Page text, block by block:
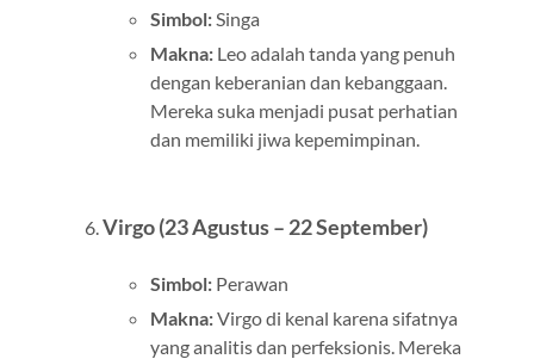
Simbol:Singa
Makna:Leo adalah tanda yang penuh
dengan keberanian dan kebanggaan.
Mereka suka menjadi pusat perhatian
dan memiliki jiwa kepemimpinan.
Virgo (23 Agustus – 22 September)
Simbol:Perawan
Makna:Virgo di kenal karena sifatnya
yang analitis dan perfeksionis. Mereka